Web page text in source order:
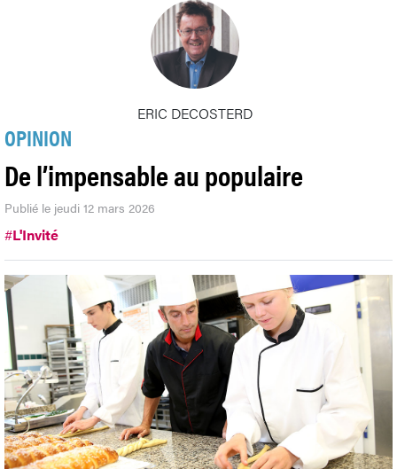
ERIC DECOSTERD
OPINION
De l’impensable au populaire
Publié le jeudi 12 mars 2026
#L'Invité